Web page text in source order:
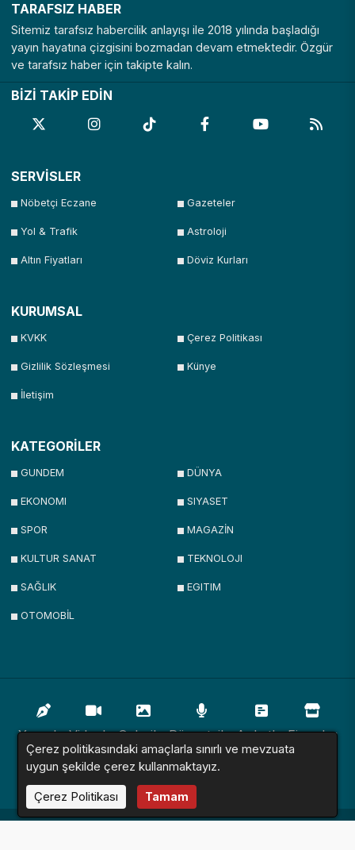
TARAFSIZ HABER
Sitemiz tarafsız habercilik anlayışı ile 2018 yılında başladığı
yayın hayatına çizgisini bozmadan devam etmektedir. Özgür
ve tarafsız haber için takipte kalın.
BİZİ TAKİP EDİN
SERVİSLER
Nöbetçi Eczane Gazeteler
Yol & Trafik Astroloji
Altın Fiyatları Döviz Kurları
KURUMSAL
KVKK Çerez Politikası
Gizlilik Sözleşmesi Künye
İletişim
KATEGORİLER
GUNDEM DÜNYA
EKONOMI SIYASET
SPOR MAGAZİN
KULTUR SANAT TEKNOLOJI
SAĞLIK EGITIM
OTOMOBİL
YazarlarVideolarGalerilerRöportajlarAnketlerFirmalar
İlanlar Resmi İlanlar
Çerez politikasındaki amaçlarla sınırlı ve mevzuata
uygun şekilde çerez kullanmaktayız.
Çerez Politikası
Tamam